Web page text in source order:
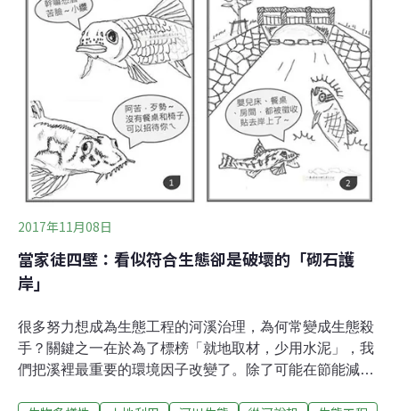
向生態公園方向邁進。工旅處規劃方向，在宜蘭河濱公園
河岸兩旁高灘地，以生態工法建構寬廣水域開放空間，營
造濕地生態、創造多樣化景觀，並在臨水側種植水生植物
或野薑花，鄰近河岸處緩衝帶維持現有生態，儘量不作人
為干擾。
2017年11月08日
當家徒四壁：看似符合生態卻是破壞的「砌石護
岸」
很多努力想成為生態工程的河溪治理，為何常變成生態殺
手？關鍵之一在於為了標榜「就地取材，少用水泥」，我
們把溪裡最重要的環境因子改變了。除了可能在節能減碳